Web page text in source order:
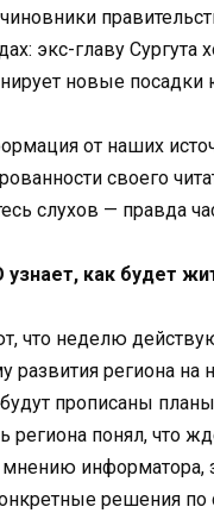
экс-главу Сургута
новые
от наших
своего
слухов — правда
как будет
что неделю
развития региона
прописаны
понял, что
мнению информатора,
решения по